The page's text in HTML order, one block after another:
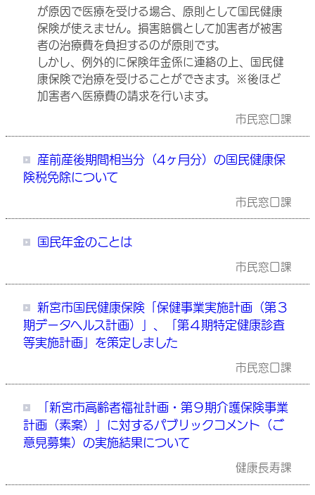
が原因で医療を受ける場合、原則として国民健康
保険が使えません。損害賠償として加害者が被害
者の治療費を負担するのが原則です。
しかし、例外的に保険年金係に連絡の上、国民健
康保険で治療を受けることができます。※後ほど
加害者へ医療費の請求を行います。
市民窓口課
産前産後期間相当分（4ヶ月分）の国民健康保
険税免除について
市民窓口課
国民年金のことは
市民窓口課
新宮市国民健康保険「保健事業実施計画（第３
期データヘルス計画）」、「第４期特定健康診査
等実施計画」を策定しました
市民窓口課
「新宮市高齢者福祉計画・第９期介護保険事業
計画（素案）」に対するパブリックコメント（ご
意見募集）の実施結果について
健康長寿課